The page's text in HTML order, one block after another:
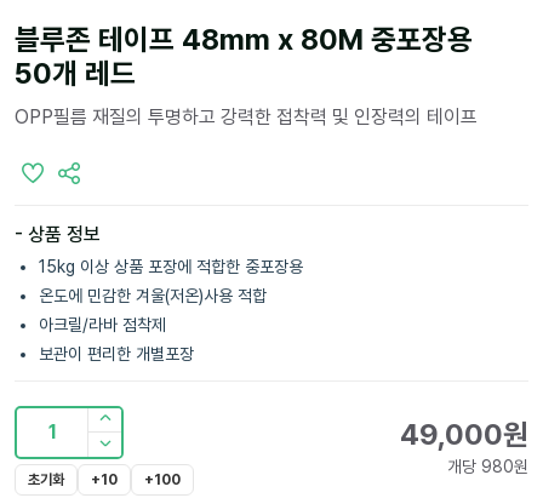
블루존 테이프 48mm x 80M 중포장용
50개 레드
OPP필름 재질의 투명하고 강력한 접착력 및 인장력의 테이프
- 상품 정보
15kg 이상 상품 포장에 적합한 중포장용
온도에 민감한 겨울(저온)사용 적합
아크릴/라바 점착제
보관이 편리한 개별포장
1
초기화 +10 +100
49,000원
개당 980원